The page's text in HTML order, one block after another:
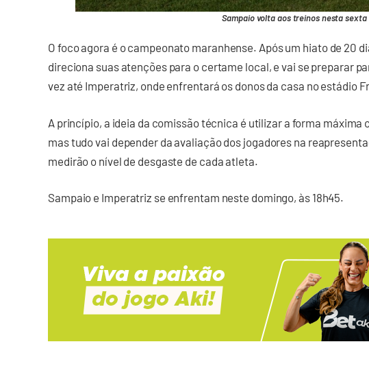
Sampaio volta aos treinos nesta sexta
O foco agora é o campeonato maranhense. Após um hiato de 20
direciona suas atenções para o certame local, e vai se preparar
vez até Imperatriz, onde enfrentará os donos da casa no estádio
A princípio, a ideia da comissão técnica é utilizar a forma máxima
mas tudo vai depender da avaliação dos jogadores na
medirão o nível de desgaste de cada atleta.
Sampaio e Imperatriz se enfrentam neste domingo, às 18h45.